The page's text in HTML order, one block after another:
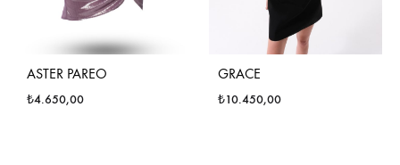
ASTER PAREO
₺4.650,00
GRACE
₺10.450,00